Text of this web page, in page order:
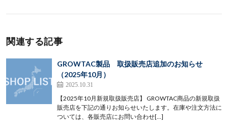
関連する記事
GROWTAC製品 取扱販売店追加のお知らせ
（2025年10月）
2025.10.31
【2025年10月新規取扱販売店】 GROWTAC商品の新規取扱
販売店を下記の通りお知らせいたします。在庫や注文方法に
ついては、各販売店にお問い合わせ[…]